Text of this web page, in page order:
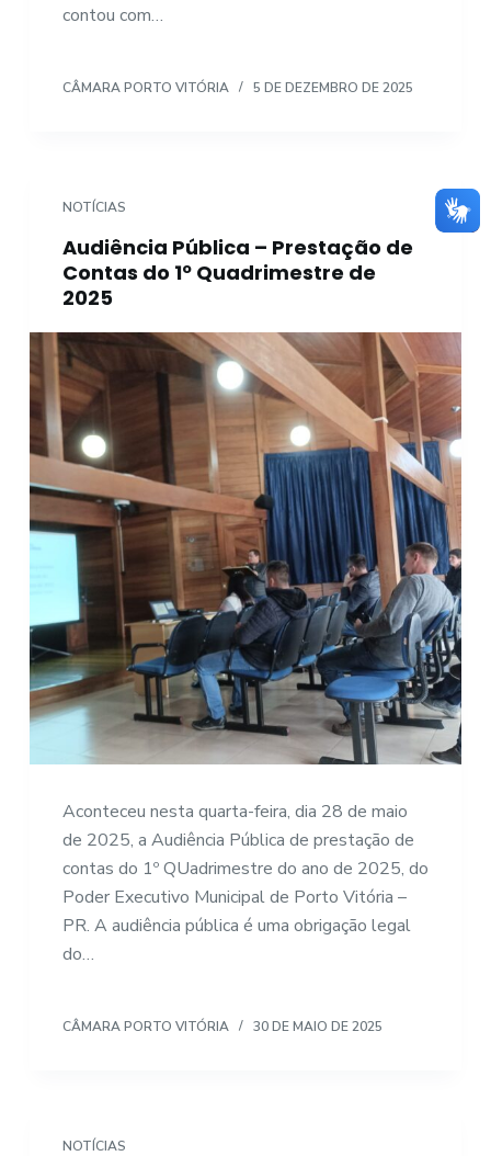
contou com…
CÂMARA PORTO VITÓRIA 5 DE DEZEMBRO DE 2025
NOTÍCIAS
Audiência Pública – Prestação de
Contas do 1º Quadrimestre de
2025
Aconteceu nesta quarta-feira, dia 28 de maio
de 2025, a Audiência Pública de prestação de
contas do 1º QUadrimestre do ano de 2025, do
Poder Executivo Municipal de Porto Vitória –
PR. A audiência pública é uma obrigação legal
do…
CÂMARA PORTO VITÓRIA 30 DE MAIO DE 2025
NOTÍCIAS